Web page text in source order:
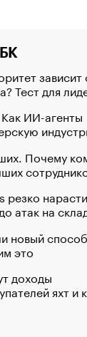
зависит
Тест для
ИИ-агенты
Почему
резко
атак на
новый
это
доходы
яхт и